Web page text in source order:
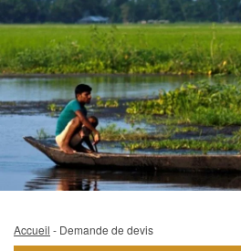
Accueil - Demande de devis